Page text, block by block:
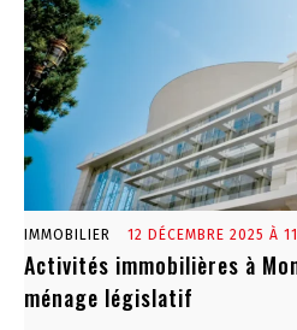
IMMOBILIER 12 DÉCEMBRE 2025 À
Activités immobilières à
ménage législatif